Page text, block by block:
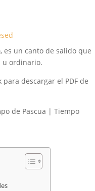
, es un canto de salido que
u ordinario.
descargar el PDF de
de Pascua | Tiempo